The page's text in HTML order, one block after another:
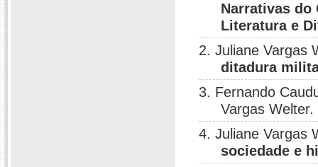
Narrativas do
Literatura e
2. Juliane Vargas
ditadura
3. Fernando
Vargas Welter.
4. Juliane Vargas
sociedade e